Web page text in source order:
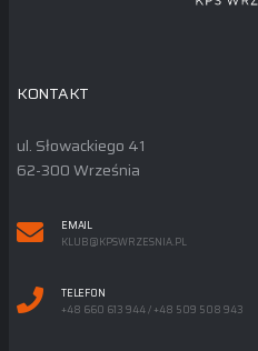
KONTAKT
ul. Słowackiego 41
62-300 Września
EMAIL
KLUB@KPSWRZESNIA.PL
TELEFON
+48 660 613 944 / +48 509 508 943